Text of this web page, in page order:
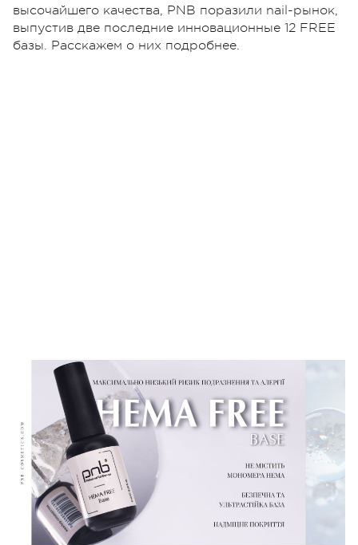
высочайшего качества, PNB поразили nail-рынок,
выпустив две последние инновационные 12 FREE
базы. Расскажем о них подробнее.